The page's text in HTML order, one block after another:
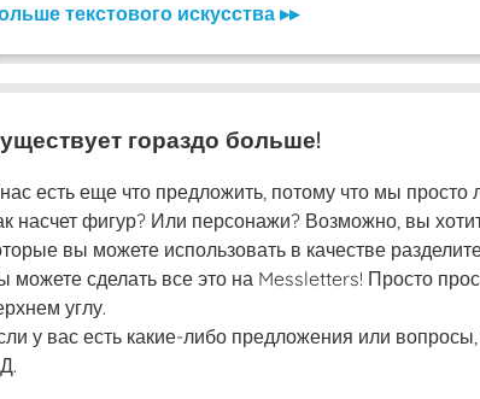
текстового искусства ▸▸
гораздо больше!
есть еще что предложить, потому что мы просто
насчет фигур? Или персонажи? Возможно, вы
вы можете использовать в качестве
можете сделать все это на Messletters! Просто
углу.
у вас есть какие-либо предложения или